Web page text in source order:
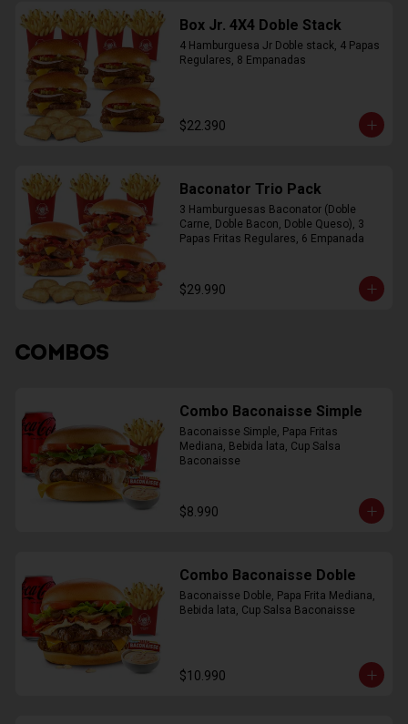
Box Jr. 4X4 Doble Stack
4 Hamburguesa Jr Doble stack, 4 Papas
Regulares, 8 Empanadas
$22.390
Baconator Trio Pack
3 Hamburguesas Baconator (Doble
Carne, Doble Bacon, Doble Queso), 3
Papas Fritas Regulares, 6 Empanada
$29.990
COMBOS
Combo Baconaisse Simple
Baconaisse Simple, Papa Fritas
Mediana, Bebida lata, Cup Salsa
Baconaisse
$8.990
Combo Baconaisse Doble
Baconaisse Doble, Papa Frita Mediana,
Bebida lata, Cup Salsa Baconaisse
$10.990